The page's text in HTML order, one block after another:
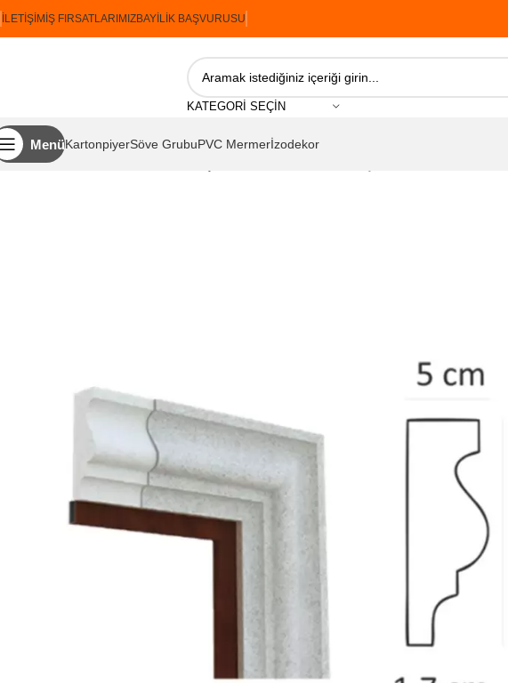
İLETIŞIM İŞ FIRSATLARIMIZBAYILIK BAŞVURUSU
KATEGORI SEÇIN
MenüKartonpiyerSöve GrubuPVC Mermerİzodekor
Ana Sayfa